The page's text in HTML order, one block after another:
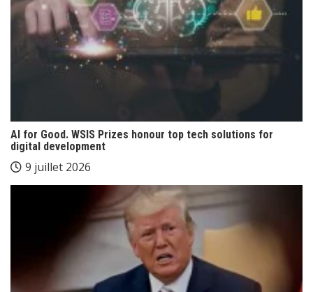
AI for Good. WSIS Prizes honour top tech solutions for
digital development
9 juillet 2026